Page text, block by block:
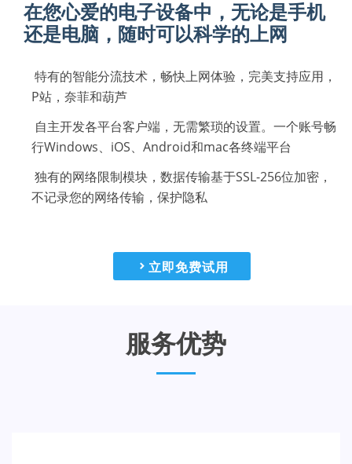
在您心爱的电子设备中，无论是手机
还是电脑，随时可以科学的上网
特有的智能分流技术，畅快上网体验，完美支持应用，
P站，奈菲和葫芦
自主开发各平台客户端，无需繁琐的设置。一个账号畅
行Windows、iOS、Android和mac各终端平台
独有的网络限制模块，数据传输基于SSL-256位加密，
不记录您的网络传输，保护隐私
立即免费试用
服务优势